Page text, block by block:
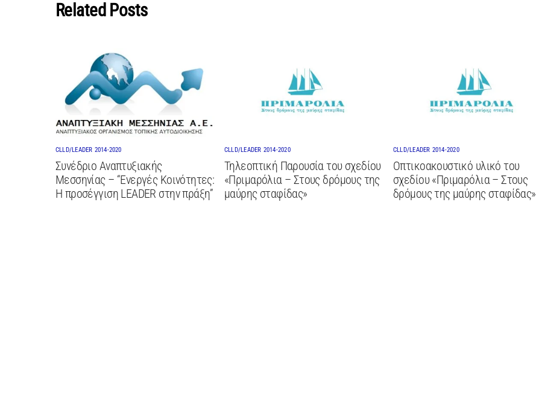
Related Posts
CLLD/LEADER 2014-2020
Συνέδριο Αναπτυξιακής
Μεσσηνίας – “Ενεργές Κοινότητες:
Η προσέγγιση LEADER στην πράξη”
CLLD/LEADER 2014-2020
Τηλεοπτική Παρουσία του σχεδίου
«Πριμαρόλια – Στους δρόμους της
μαύρης σταφίδας»
CLLD/LEADER 2014-2020
Οπτικοακουστικό υλικό του
σχεδίου «Πριμαρόλια – Στους
δρόμους της μαύρης σταφίδας»